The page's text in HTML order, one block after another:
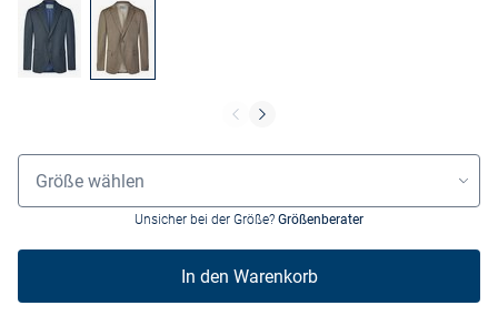
Größenauswahl
Größe wählen
Unsicher bei der Größe? Größenberater
In den Warenkorb